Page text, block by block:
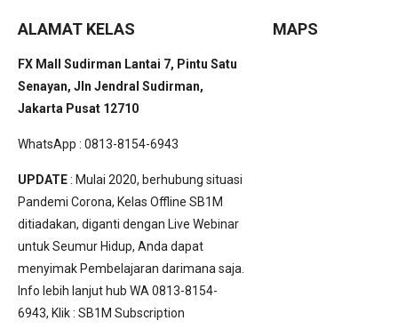
ALAMAT KELAS
FX Mall Sudirman Lantai 7, Pintu Satu
Senayan, Jln Jendral Sudirman,
Jakarta Pusat 12710
WhatsApp : 0813-8154-6943
UPDATE: Mulai 2020, berhubung situasi
Pandemi Corona, Kelas Offline SB1M
ditiadakan, diganti dengan Live Webinar
untuk Seumur Hidup, Anda dapat
menyimak Pembelajaran darimana saja.
Info lebih lanjut hub WA 0813-8154-
6943, Klik : SB1M Subscription
MAPS